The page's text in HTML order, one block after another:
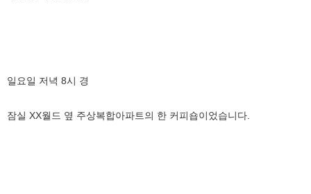
일요일 저녁 8시 경
잠실 XX월드 옆 주상복합아파트의 한 커피숍이었습니다.